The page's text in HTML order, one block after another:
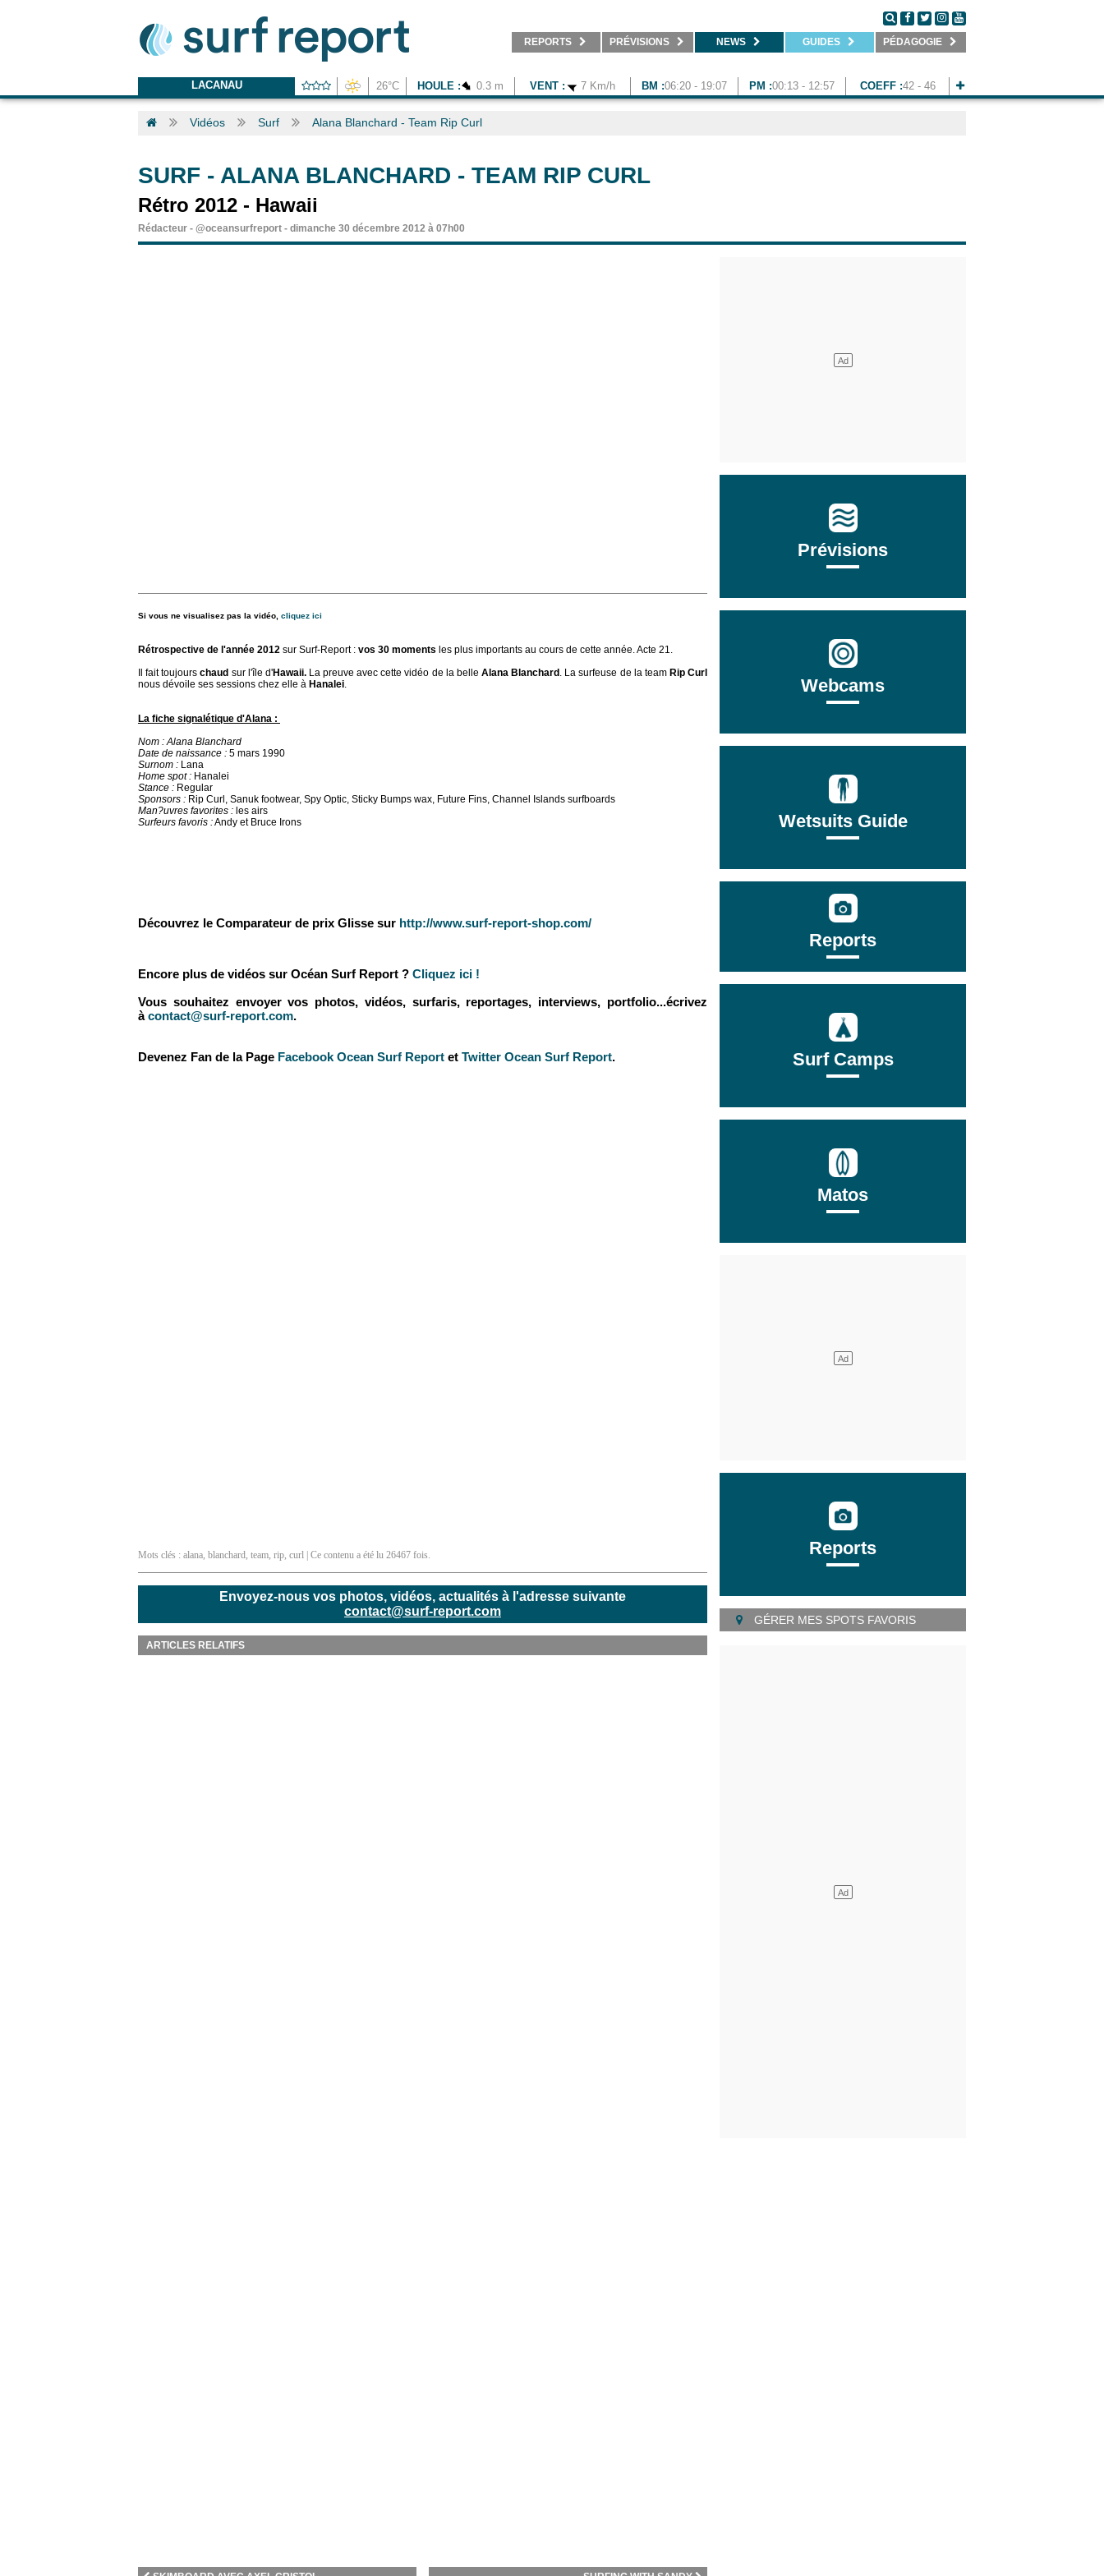
REPORTS PRÉVISIONS NEWS GUIDES PÉDAGOGIE
LACANAU 26°C HOULE : 0.3 m VENT : 7 Km/h BM :06:20 - 19:07 PM :00:13 - 12:57 COEFF :42 - 46
Vidéos Surf Alana Blanchard - Team Rip Curl
SURF - ALANA BLANCHARD - TEAM RIP CURL
Rétro 2012 - Hawaii
Rédacteur - @oceansurfreport - dimanche 30 décembre 2012 à 07h00
Si vous ne visualisez pas la vidéo, cliquez ici
Rétrospective de l'année 2012 sur Surf-Report : vos 30 moments les plus importants au cours de cette année. Acte 21.
Il fait toujourschaud sur l'île d'Hawaii. La preuve avec cette vidéo de la belle Alana Blanchard . La surfeuse de la team Rip Curl
nous dévoile ses sessions chez elle à Hanalei.
La fiche signalétique d'Alana :
Nom : Alana Blanchard
Date de naissance : 5 mars 1990
Surnom : Lana
Home spot : Hanalei
Stance : Regular
Sponsors : Rip Curl, Sanuk footwear, Spy Optic, Sticky Bumps wax, Future Fins, Channel Islands surfboards
Man?uvres favorites : les airs
Surfeurs favoris :Andy et Bruce Irons
Découvrez le Comparateur de prix Glisse sur http://www.surf-report-shop.com/
Encore plus de vidéos sur Océan Surf Report ? Cliquez ici !
Vous souhaitez envoyer vos photos, vidéos, surfaris, reportages, interviews, portfolio...écrivez
à contact@surf-report.com.
Devenez Fan de la Page Facebook Ocean Surf Report et Twitter Ocean Surf Report.
Mots clés : alana, blanchard, team, rip, curl | Ce contenu a été lu 26467 fois.
Envoyez-nous vos photos, vidéos, actualités à l'adresse suivante
contact@surf-report.com
ARTICLES RELATIFS
Prévisions
Webcams
Wetsuits Guide
Reports
Surf Camps
Matos
Reports
GÉRER MES SPOTS FAVORIS